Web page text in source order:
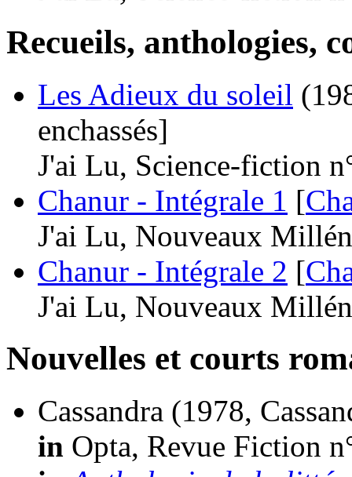
Recueils, anthologies,
Les Adieux du soleil
enchassés]
J'ai Lu, Science-fiction
Chanur - Intégrale 1 [
J'ai Lu, Nouveaux
Chanur - Intégrale 2 [
J'ai Lu, Nouveaux
Nouvelles et courts
Cassandra (1978,
in Opta, Revue Fiction